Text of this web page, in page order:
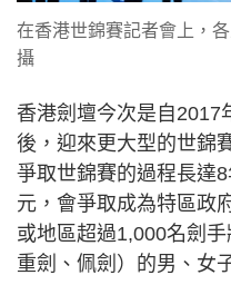
在香港世錦賽記者會上，
攝
香港劍壇今次是自2017
後，迎來更大型的世錦
爭取世錦賽的過程長達
元，會爭取成為特區政
或地區超過1,000名劍
重劍、佩劍）的男、女